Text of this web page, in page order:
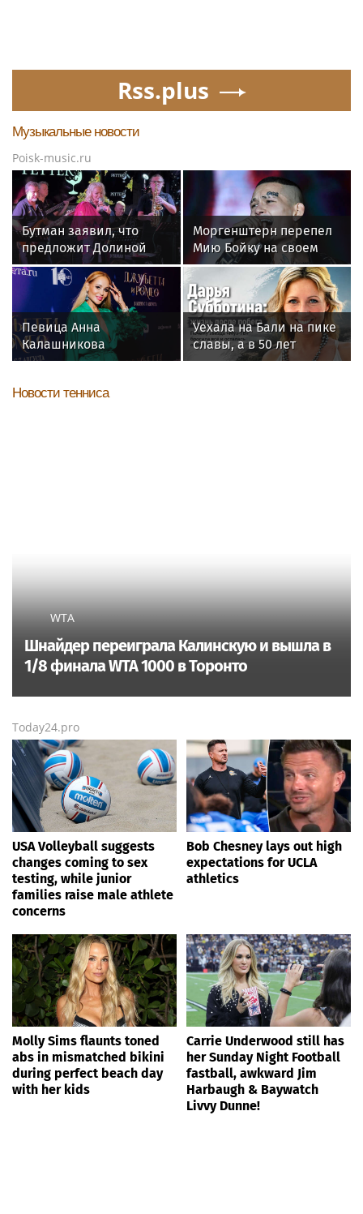
Rss.plus
Музыкальные новости
Poisk-music.ru
Бутман заявил, что
предложит Долиной
кафедру в будущем
джазовом вузе
Моргенштерн перепел
Мию Бойку на своем
концерте
Певица Анна
Калашникова
призналась, что
волос
Уехала на Бали на пике
славы, а в 50 лет
выпустила книгу и
Новости тенниса
WTA
Шнайдер переиграла Калинскую и вышла в
1/8 финала WTA 1000 в Торонто
Today24.pro
USA Volleyball suggests
changes coming to sex
testing, while junior
families raise male athlete
concerns
Bob Chesney lays out high
expectations for UCLA
athletics
Molly Sims flaunts toned
abs in mismatched bikini
during perfect beach day
with her kids
Carrie Underwood still has
her Sunday Night Football
fastball, awkward Jim
Harbaugh & Baywatch
Livvy Dunne!